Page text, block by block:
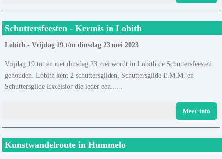
Schuttersfeesten - Kermis in Lobith
Lobith - Vrijdag 19 t/m dinsdag 23 mei 2023
Vrijdag 19 tot en met dinsdag 23 mei wordt in Lobith de Schuttersfeesten
gehouden. Lobith kent 2 schuttersgilden, Schuttersgilde E.M.M. en
Schuttersgilde Excelsior die ieder een......
Meer info
Kunstwandelroute in Hummelo